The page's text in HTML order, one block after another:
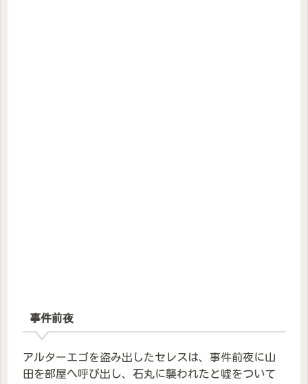
事件前夜
アルターエゴを盗み出したセレスは、事件前夜に山
田を部屋へ呼び出し、石丸に襲われたと嘘をついて